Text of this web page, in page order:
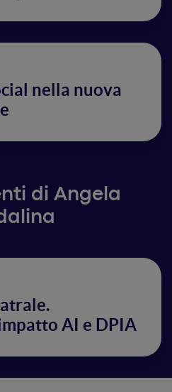
nella nuova
di Angela
AI e DPIA